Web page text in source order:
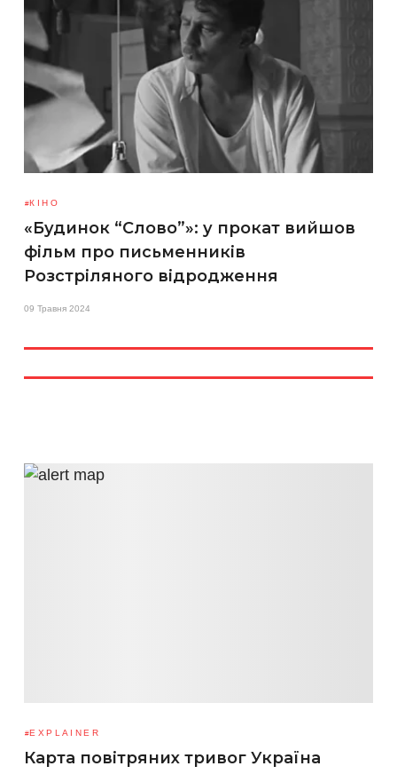
КІНО
«Будинок “Слово”»: у прокат вийшов
фільм про письменників
Розстріляного відродження
09 Травня 2024
EXPLAINER
Карта повітряних тривог Україна